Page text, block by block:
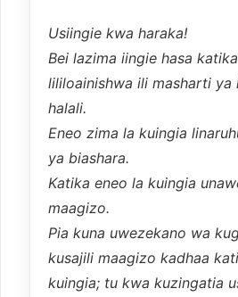
Usiingie kwa haraka!
Bei lazima iingie hasa
lililoainishwa ili masharti ya
halali.
Eneo zima la kuingia
ya biashara.
Katika eneo la kuingia
maagizo.
Pia kuna uwezekano wa
kusajili maagizo kadhaa
kuingia; tu kwa kuzingatia